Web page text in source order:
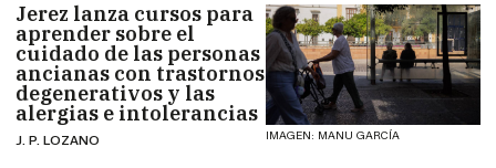
IMAGEN: MANU GARCÍA
Jerez lanza cursos para
aprender sobre el
cuidado de las personas
ancianas con trastornos
degenerativos y las
alergias e intolerancias
J. P. LOZANO